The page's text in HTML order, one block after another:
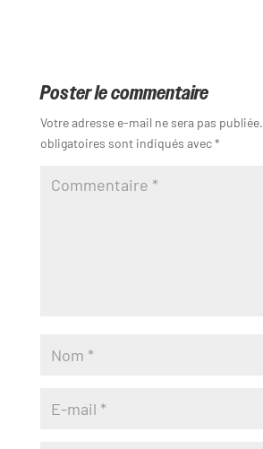
Poster le commentaire
Votre adresse e-mail ne sera pas publiée.
obligatoires sont indiqués avec*